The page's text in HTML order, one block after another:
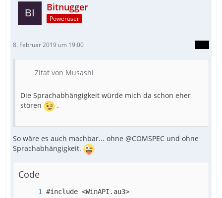
Bitnugger
Poweruser
8. Februar 2019 um 19:00
Zitat von Musashi
Die Sprachabhängigkeit würde mich da schon eher
stören
.
So wäre es auch machbar... ohne @COMSPEC und ohne
Sprachabhängigkeit.
Code